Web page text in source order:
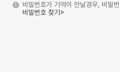
비밀번호가 기억이 안날경우, 비밀
비밀번호 찾기>